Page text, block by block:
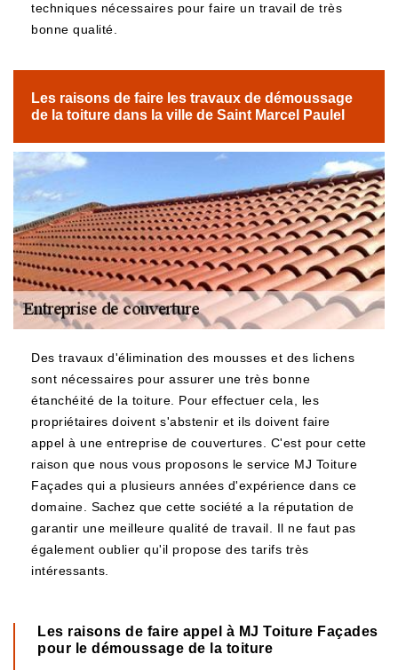
techniques nécessaires pour faire un travail de très
bonne qualité.
Les raisons de faire les travaux de démoussage
de la toiture dans la ville de Saint Marcel Paulel
Des travaux d'élimination des mousses et des lichens
sont nécessaires pour assurer une très bonne
étanchéité de la toiture. Pour effectuer cela, les
propriétaires doivent s'abstenir et ils doivent faire
appel à une entreprise de couvertures. C'est pour cette
raison que nous vous proposons le service MJ Toiture
Façades qui a plusieurs années d'expérience dans ce
domaine. Sachez que cette société a la réputation de
garantir une meilleure qualité de travail. Il ne faut pas
également oublier qu'il propose des tarifs très
intéressants.
Les raisons de faire appel à MJ Toiture Façades
pour le démoussage de la toiture